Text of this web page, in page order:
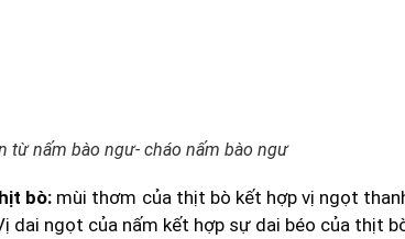
từ nấm bào ngư- cháo nấm bào ngư
bò: mùi thơm của thịt bò kết hợp vị ngọt
dai ngọt của nấm kết hợp sự dai béo của thịt